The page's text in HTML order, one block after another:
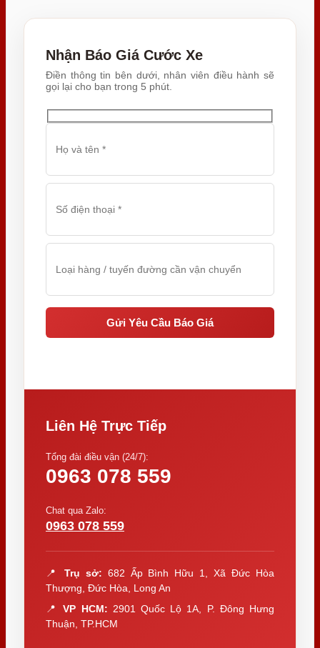
Nhận Báo Giá Cước Xe
Điền thông tin bên dưới, nhân viên điều hành sẽ
gọi lại cho bạn trong 5 phút.
Liên Hệ Trực Tiếp
Tổng đài điều vận (24/7):
0963 078 559
Chat qua Zalo:
0963 078 559
📍 Trụ sở: 682 Ấp Bình Hữu 1, Xã Đức Hòa
Thượng, Đức Hòa, Long An
📍VP HCM: 2901 Quốc Lộ 1A, P. Đông Hưng
Thuận, TP.HCM